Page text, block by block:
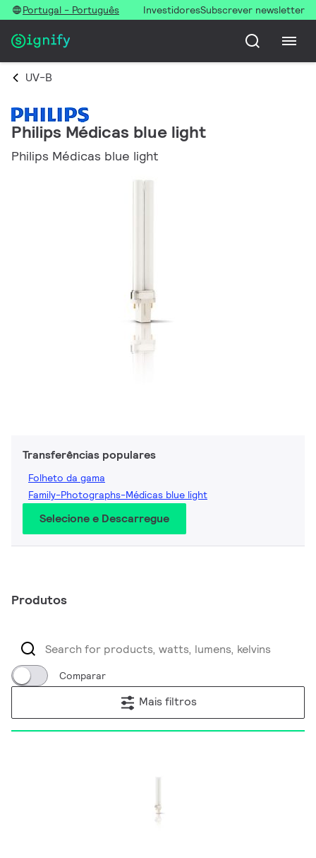
Portugal - Português InvestidoresSubscrever newsletter
UV-B
Philips Médicas blue light
Philips Médicas blue light
Transferências populares
Folheto da gama
Family-Photographs-Médicas blue light
Selecione e Descarregue
Produtos
Comparar
Mais filtros